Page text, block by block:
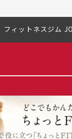
フィットネスジム